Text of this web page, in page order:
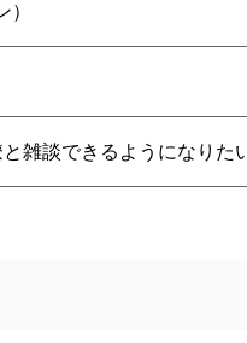
雑談できるようになりた